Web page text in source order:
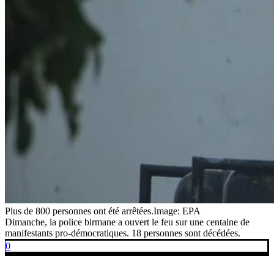
Plus de 800 personnes ont été arrêtées.Image: EPA
Dimanche, la police birmane a ouvert le feu sur une centaine de
manifestants pro-démocratiques. 18 personnes sont décédées.
0